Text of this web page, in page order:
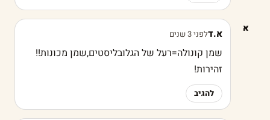
א א.דלפני 3 שנים
שמן קונולה=רעל של הגלובליסטים,שמן מכונות!!
זהירות!
להגיב